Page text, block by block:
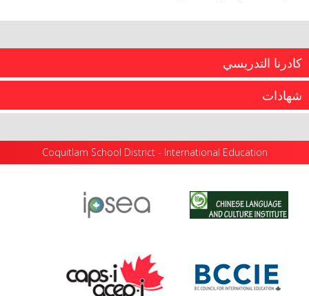
كادرنا التدريسي
تمتع قسم القبول وموظفو برنامج التعليم الدولي لدينا بخبرة
شهادات
Coquitlam School District - International Education